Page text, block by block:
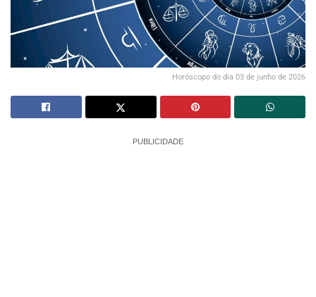
Horóscopo do dia 03 de junho de 2026
PUBLICIDADE